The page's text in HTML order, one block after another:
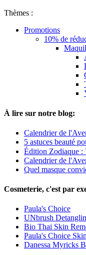
Thèmes :
Promotions
10% de
À lire sur notre blog:
Calendrier de
5 astuces beauté
Édition Zodiaque :
Calendrier de
Quel masque
Cosmeterie, c'est par
Paula's Choice
UNbrush
Bio Thai Skin
Paula's Choice
Danessa Myricks